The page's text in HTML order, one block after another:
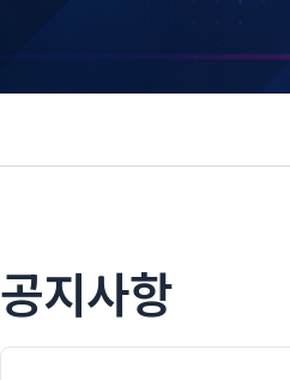
공지사항